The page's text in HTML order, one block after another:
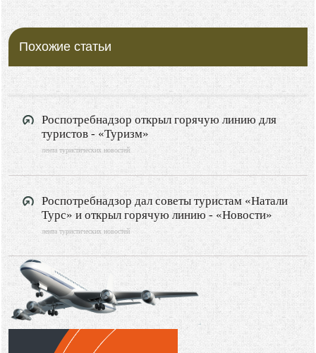
Похожие статьи
Роспотребнадзор открыл горячую линию для
туристов - «Туризм»
лента туристических новостей
Роспотребнадзор дал советы туристам «Натали
Турс» и открыл горячую линию - «Новости»
лента туристических новостей